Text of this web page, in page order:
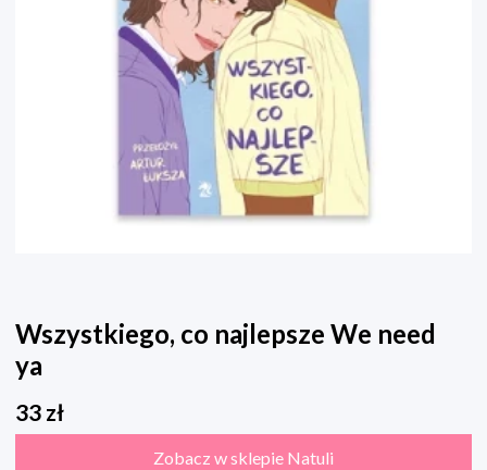
Wszystkiego, co najlepsze We need
ya
33 zł
Zobacz w sklepie Natuli